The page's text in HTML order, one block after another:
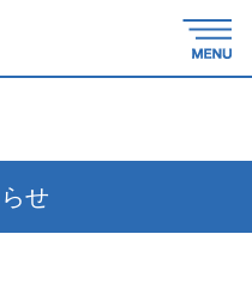
せ